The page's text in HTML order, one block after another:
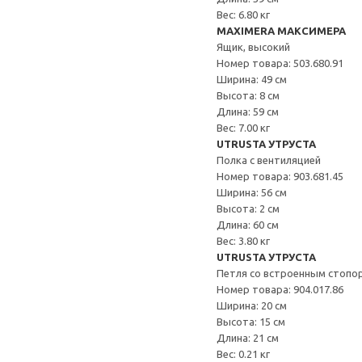
Вес: 6.80 кг
MAXIMERA МАКСИМЕРА
Ящик, высокий
Номер товара: 503.680.91
Ширина: 49 см
Высота: 8 см
Длина: 59 см
Вес: 7.00 кг
UTRUSTA УТРУСТА
Полка с вентиляцией
Номер товара: 903.681.45
Ширина: 56 см
Высота: 2 см
Длина: 60 см
Вес: 3.80 кг
UTRUSTA УТРУСТА
Петля со встроенным
Номер товара: 904.017.86
Ширина: 20 см
Высота: 15 см
Длина: 21 см
Вес: 0.21 кг